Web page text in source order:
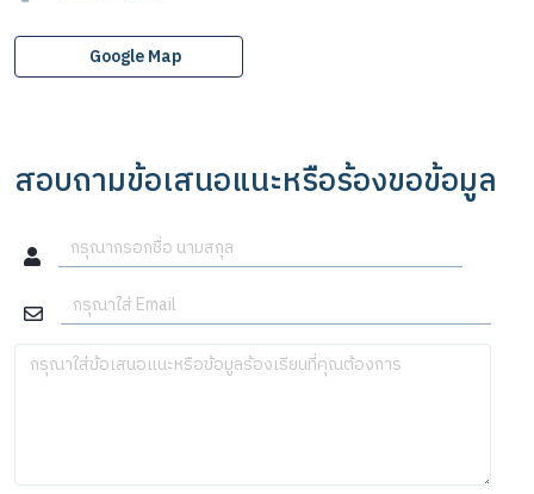
Google Map
สอบถามข้อเสนอแนะหรือร้องขอข้อมูล